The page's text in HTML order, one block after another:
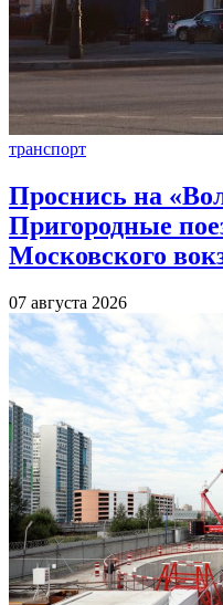
транспорт
Проснись на
Пригородные
Московского
07 августа 2026